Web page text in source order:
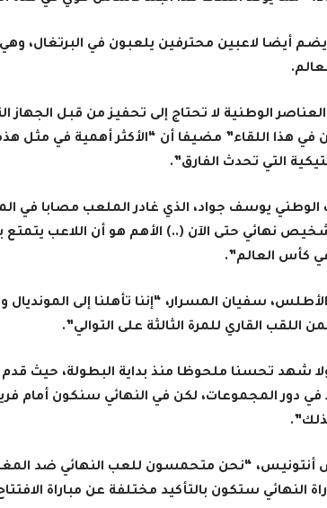
أيضا لاعبين محترفين يلعبون في البرتغال،
الوطنية لا تحتاج إلى تحفيز من قبل الجهاز
في هذا اللقاء” مضيفا أن “الأكثر أهمية في مثل
التي تحدث الفارق”.
يوسف جواد، الذي غادر الملعب مصابا في
نهائي حتى الآن (..) الأهم هو أن اللاعب يتمتع
كأس العالم”.
سفيان المسرار، “إننا تأهلنا إلى
اللقب القاري للمرة الثالثة على التوالي”.
شهد تحسنا ملحوظا منذ بداية البطولة، حيث قدم
دور المجموعات، لكن في النهائي سنكون أمام
أنتونيس، “نحن متحمسون للعب النهائي ضد
ستكون بالتأكيد مختلفة عن مباراة